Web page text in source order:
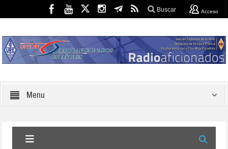
Buscar Acceso
Menu